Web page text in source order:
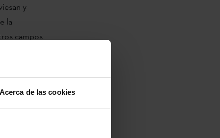
Acerca de las cookies
y
la
campos
y